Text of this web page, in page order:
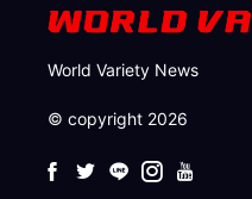
World Variety News
© copyright 2026